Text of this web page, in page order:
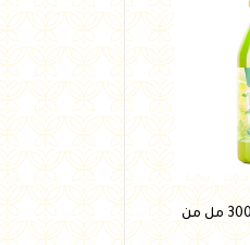
عصير ليمون بالنعناع 300 مل من